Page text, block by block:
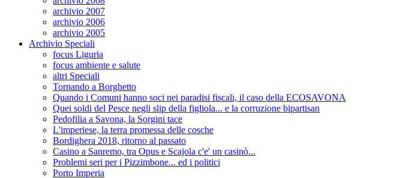
archivio 2007
archivio 2006
archivio 2005
Archivio Speciali
focus Liguria
focus ambiente e salute
altri Speciali
Tornando a Borghetto
Quando i Comuni hanno soci nei paradisi fiscali, il caso della ECOSAVONA
Quei soldi del Pesce negli slip della figliola... e la corruzione bipartisan
Pedofilia a Savona, la Sorgini tace
L'imperiese, la terra promessa delle cosche
Bordighera 2018, ritorno al passato
Casino a Sanremo, tra Opus e Scajola c'e' un casinò...
Problemi seri per i Pizzimbone... ed i politici
Porto Imperia